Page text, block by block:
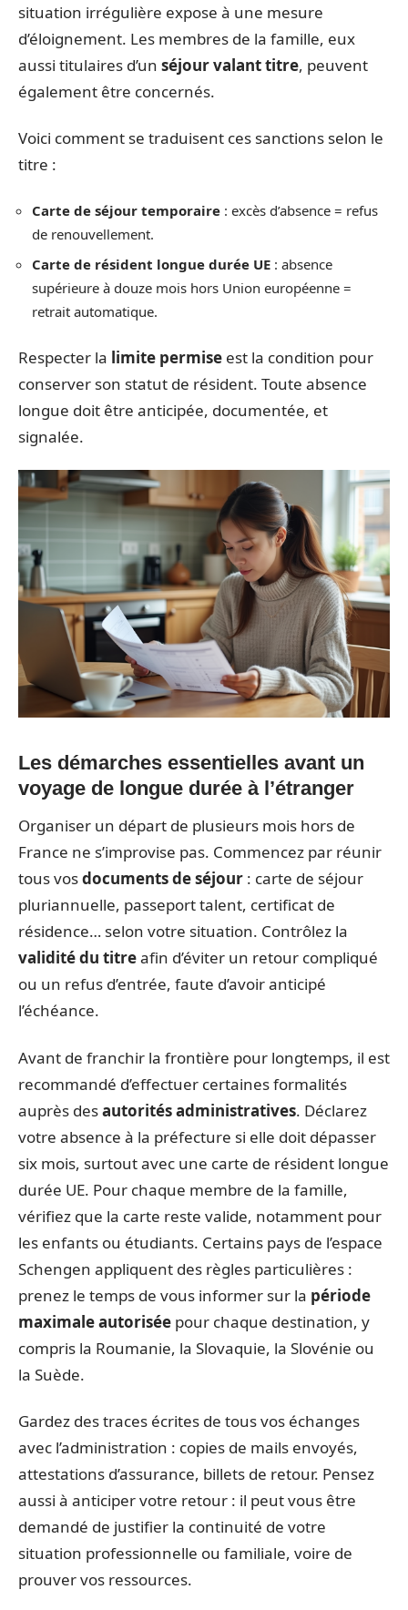
situation irrégulière expose à une mesure
d’éloignement. Les membres de la famille, eux
aussi titulaires d’un séjour valant titre, peuvent
également être concernés.
Voici comment se traduisent ces sanctions selon le
titre :
Carte de séjour temporaire : excès d’absence = refus
de renouvellement.
Carte de résident longue durée UE : absence
supérieure à douze mois hors Union européenne =
retrait automatique.
Respecter la limite permise est la condition pour
conserver son statut de résident. Toute absence
longue doit être anticipée, documentée, et
signalée.
Les démarches essentielles avant un
voyage de longue durée à l’étranger
Organiser un départ de plusieurs mois hors de
France ne s’improvise pas. Commencez par réunir
tous vosdocuments de séjour : carte de séjour
pluriannuelle, passeport talent, certificat de
résidence… selon votre situation. Contrôlez la
validité du titreafin d’éviter un retour compliqué
ou un refus d’entrée, faute d’avoir anticipé
l’échéance.
Avant de franchir la frontière pour longtemps, il est
recommandé d’effectuer certaines formalités
auprès desautorités administratives. Déclarez
votre absence à la préfecture si elle doit dépasser
six mois, surtout avec une carte de résident longue
durée UE. Pour chaque membre de la famille,
vérifiez que la carte reste valide, notamment pour
les enfants ou étudiants. Certains pays de l’espace
Schengen appliquent des règles particulières :
prenez le temps de vous informer sur la période
maximale autorisée pour chaque destination, y
compris la Roumanie, la Slovaquie, la Slovénie ou
la Suède.
Gardez des traces écrites de tous vos échanges
avec l’administration : copies de mails envoyés,
attestations d’assurance, billets de retour. Pensez
aussi à anticiper votre retour : il peut vous être
demandé de justifier la continuité de votre
situation professionnelle ou familiale, voire de
prouver vos ressources.